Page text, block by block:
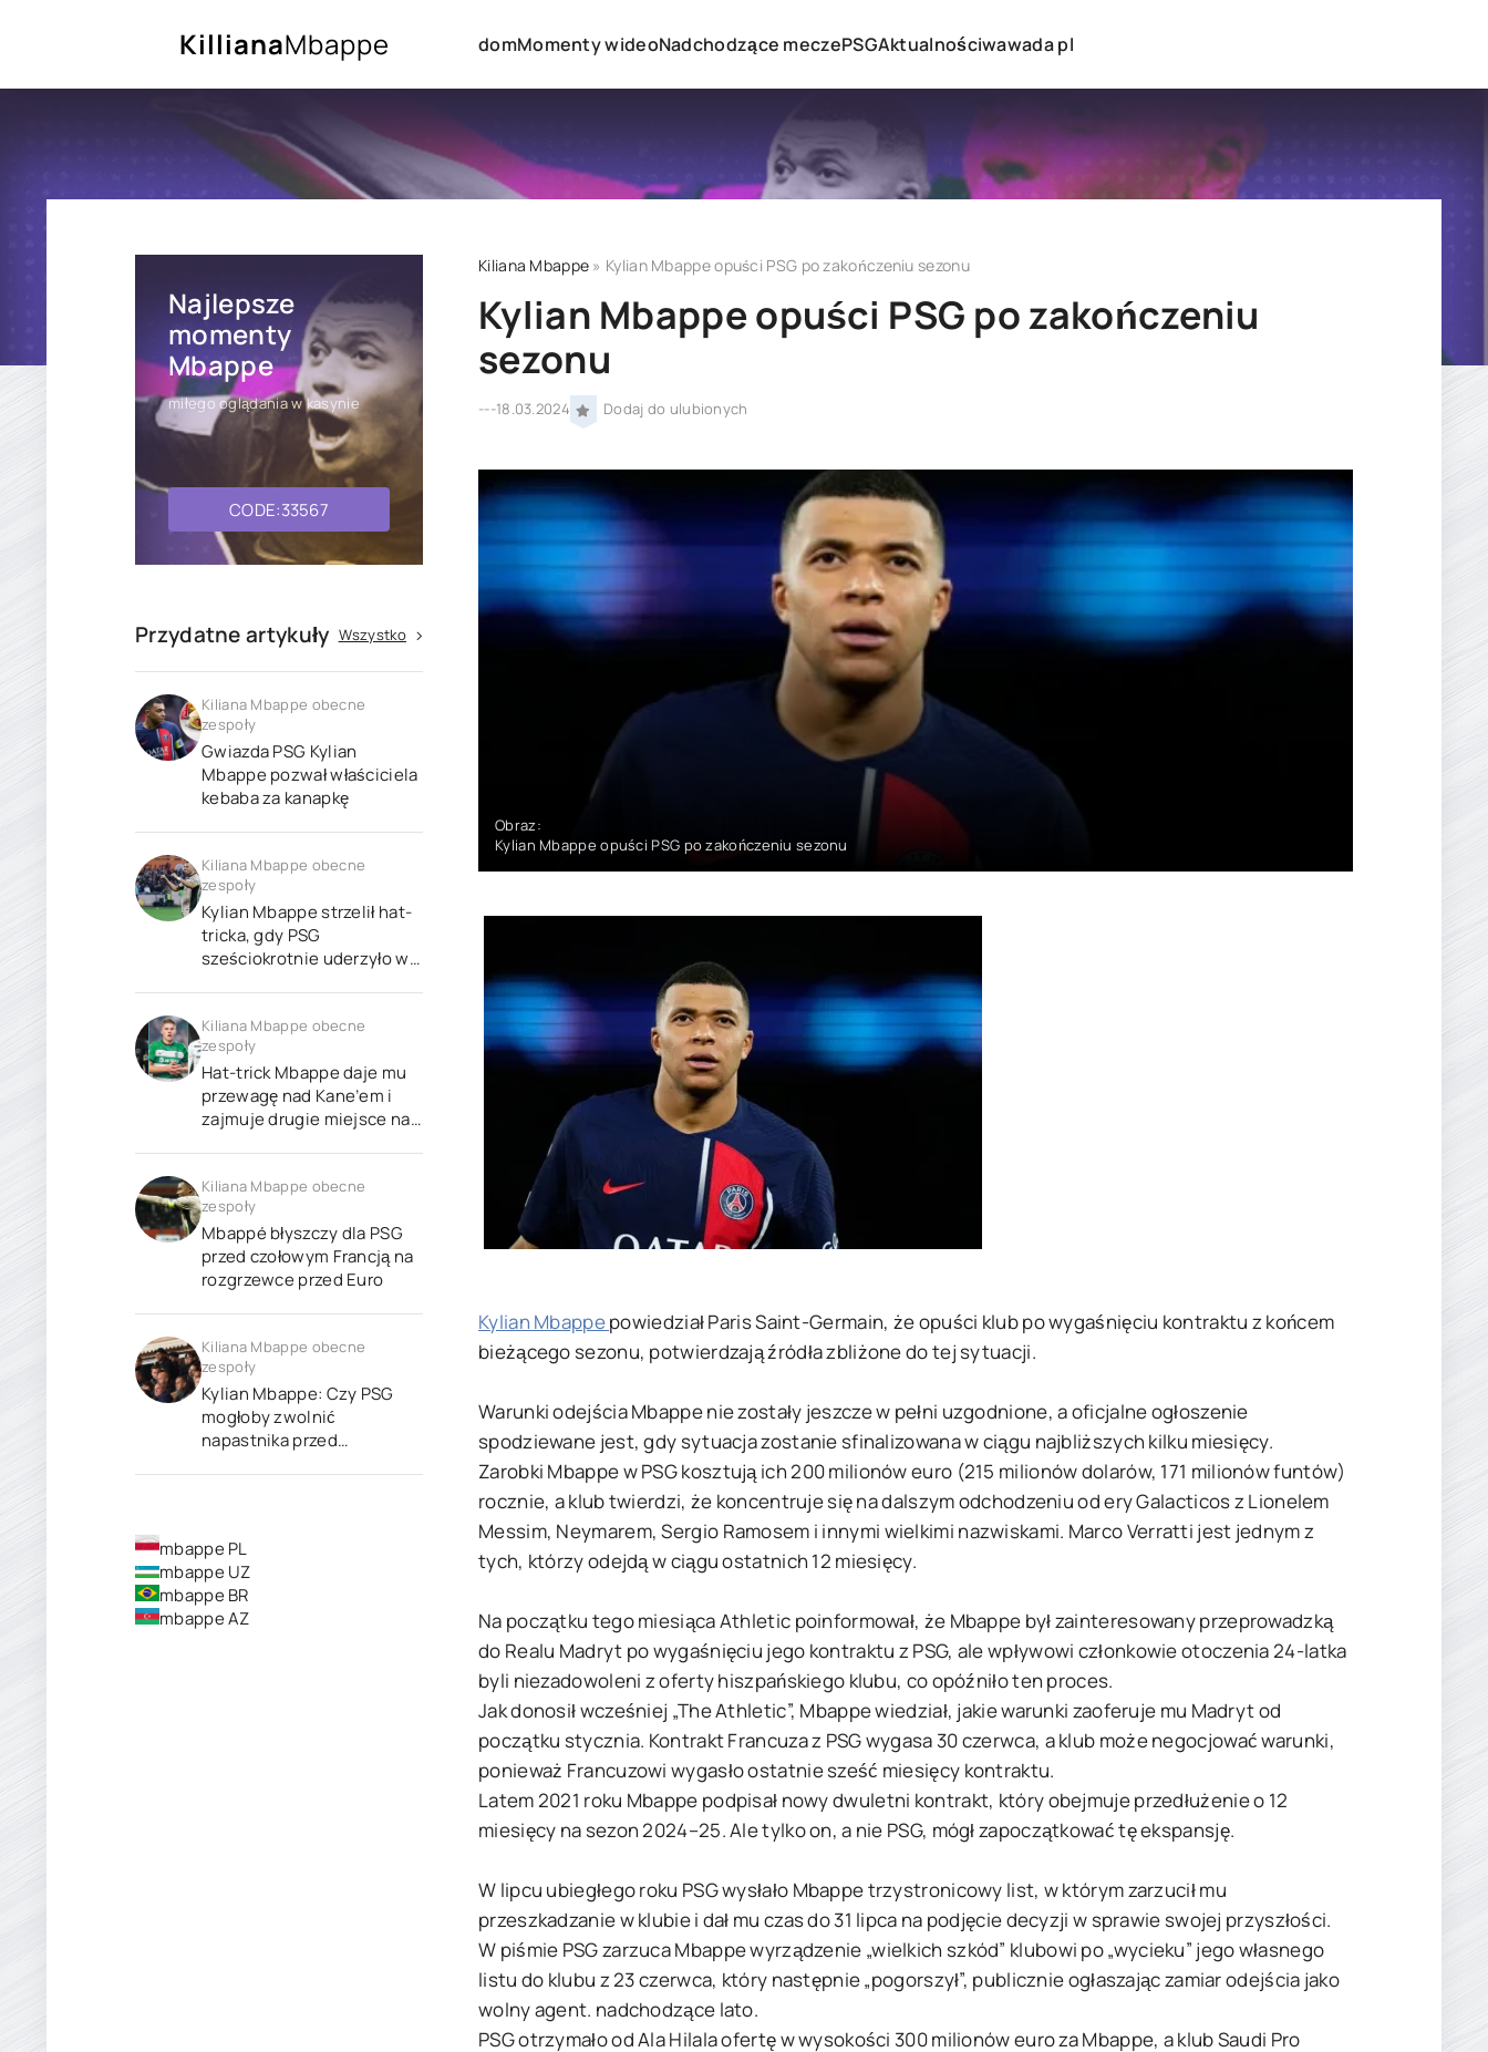
KillianaMbappe domMomenty wideoNadchodzące meczePSGAktualnościwawada pl
Kiliana Mbappe » Kylian Mbappe opuści PSG po zakończeniu sezonu
Kylian Mbappe opuści PSG po zakończeniu
sezonu
---18.03.2024 Dodaj do ulubionych
Obraz:
Kylian Mbappe opuści PSG po zakończeniu sezonu
Kylian Mbappepowiedział Paris Saint-Germain, że opuści klub po wygaśnięciu kontraktu z końcem
bieżącego sezonu, potwierdzają źródła zbliżone do tej sytuacji.
Warunki odejścia Mbappe nie zostały jeszcze w pełni uzgodnione, a oficjalne ogłoszenie
spodziewane jest, gdy sytuacja zostanie sfinalizowana w ciągu najbliższych kilku miesięcy.
Zarobki Mbappe w PSG kosztują ich 200 milionów euro (215 milionów dolarów, 171 milionów funtów)
rocznie, a klub twierdzi, że koncentruje się na dalszym odchodzeniu od ery Galacticos z Lionelem
Messim, Neymarem, Sergio Ramosem i innymi wielkimi nazwiskami. Marco Verratti jest jednym z
tych, którzy odejdą w ciągu ostatnich 12 miesięcy.
Na początku tego miesiąca Athletic poinformował, że Mbappe był zainteresowany przeprowadzką
do Realu Madryt po wygaśnięciu jego kontraktu z PSG, ale wpływowi członkowie otoczenia 24-latka
byli niezadowoleni z oferty hiszpańskiego klubu, co opóźniło ten proces.
Jak donosił wcześniej „The Athletic”, Mbappe wiedział, jakie warunki zaoferuje mu Madryt od
początku stycznia. Kontrakt Francuza z PSG wygasa 30 czerwca, a klub może negocjować warunki,
ponieważ Francuzowi wygasło ostatnie sześć miesięcy kontraktu.
Latem 2021 roku Mbappe podpisał nowy dwuletni kontrakt, który obejmuje przedłużenie o 12
miesięcy na sezon 2024–25. Ale tylko on, a nie PSG, mógł zapoczątkować tę ekspansję.
W lipcu ubiegłego roku PSG wysłało Mbappe trzystronicowy list, w którym zarzucił mu
przeszkadzanie w klubie i dał mu czas do 31 lipca na podjęcie decyzji w sprawie swojej przyszłości.
W piśmie PSG zarzuca Mbappe wyrządzenie „wielkich szkód” klubowi po „wycieku” jego własnego
listu do klubu z 23 czerwca, który następnie „pogorszył”, publicznie ogłaszając zamiar odejścia jako
wolny agent. nadchodzące lato.
PSG otrzymało od Ala Hilala ofertę w wysokości 300 milionów euro za Mbappe, a klub Saudi Pro
Najlepsze
momenty
Mbappe
miłego oglądania w kasynie
CODE:33567
Przydatne artykuły Wszystko
Kiliana Mbappe obecne
zespoły
Gwiazda PSG Kylian
Mbappe pozwał właściciela
kebaba za kanapkę
Kiliana Mbappe obecne
zespoły
Kylian Mbappe strzelił hat-
tricka, gdy PSG
sześciokrotnie uderzyło w
Kiliana Mbappe obecne
zespoły
Hat-trick Mbappe daje mu
przewagę nad Kane’em i
zajmuje drugie miejsce na
Kiliana Mbappe obecne
zespoły
Mbappé błyszczy dla PSG
przed czołowym Francją na
rozgrzewce przed Euro
Kiliana Mbappe obecne
zespoły
Kylian Mbappe: Czy PSG
mogłoby zwolnić
napastnika przed
mbappe PL
mbappe UZ
mbappe BR
mbappe AZ